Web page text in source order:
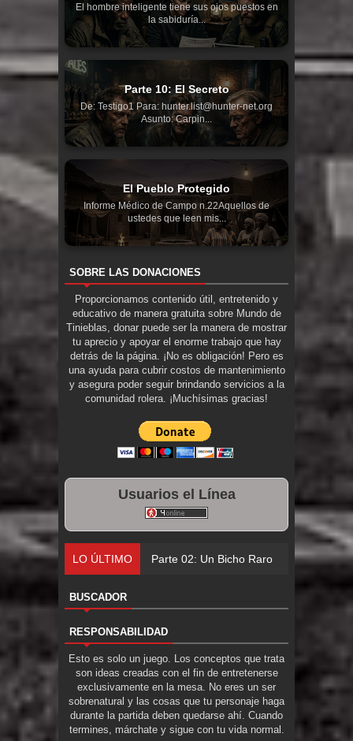
El hombre inteligente tiene sus ojos puestos en
la sabiduría...
Parte 10: El Secreto
De: Testigo1 Para: hunter.list@hunter-net.org
Asunto: Carpin...
El Pueblo Protegido
Informe Médico de Campo n.22Aquellos de
ustedes que leen mis...
SOBRE LAS DONACIONES
Proporcionamos contenido útil, entretenido y
educativo de manera gratuita sobre Mundo de
Tinieblas, donar puede ser la manera de mostrar
tu aprecio y apoyar el enorme trabajo que hay
detrás de la página. ¡No es obligación! Pero es
una ayuda para cubrir costos de mantenimiento
y asegura poder seguir brindando servicios a la
comunidad rolera. ¡Muchísimas gracias!
Usuarios el Línea
LO ÚLTIMO Parte 02: Un Bicho Raro
BUSCADOR
RESPONSABILIDAD
Esto es solo un juego. Los conceptos que trata
son ideas creadas con el fin de entretenerse
exclusivamente en la mesa. No eres un ser
sobrenatural y las cosas que tu personaje haga
durante la partida deben quedarse ahí. Cuando
termines, márchate y sigue con tu vida normal.